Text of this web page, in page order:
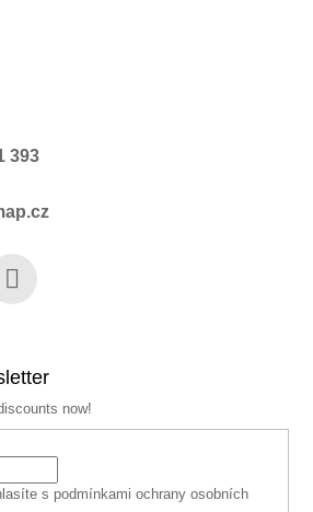
393
now!
s podmínkami ochrany osobních